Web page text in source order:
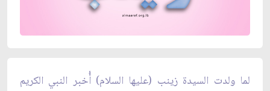
لما ولدت السيدة زينب (عليها السلام) أُخبر النبي الكريم